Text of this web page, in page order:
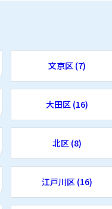
文京区 (7)
大田区 (16)
北区 (8)
江戸川区 (16)